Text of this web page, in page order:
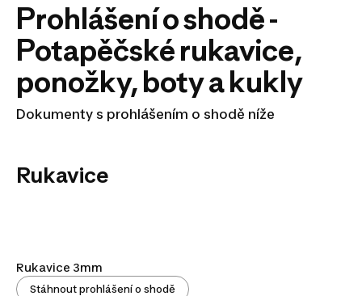
Prohlášení o shodě -
Potapěčské rukavice,
ponožky, boty a kukly
Dokumenty s prohlášením o shodě níže
Rukavice
Rukavice 3mm
Stáhnout prohlášení o shodě